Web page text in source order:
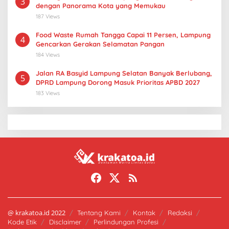
dengan Panorama Kota yang Memukau
187 Views
4
Food Waste Rumah Tangga Capai 11 Persen, Lampung
Gencarkan Gerakan Selamatan Pangan
184 Views
5
Jalan RA Basyid Lampung Selatan Banyak Berlubang,
DPRD Lampung Dorong Masuk Prioritas APBD 2027
183 Views
@ krakatoa.id 2022 Tentang Kami Kontak
Redaksi
Kode Etik
Disclaimer
Perlindungan Profesi